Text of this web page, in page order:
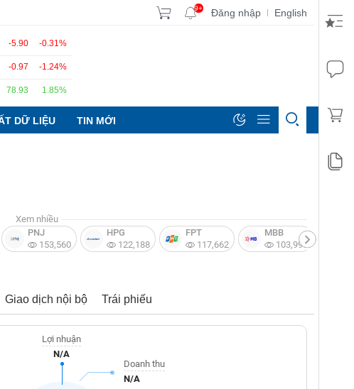
9+ Đăng nhập | English
-5.90 -0.31%
-0.97 -1.24%
78.93 1.85%
DỮ LIỆU TIN MỚI
Xem nhiều
PNJ
153,560
HPG
122,188
FPT
117,662
MBB
103,997
Giao dịch nội bộ Trái phiếu
Lợi nhuận
N/A
Doanh thu
N/A